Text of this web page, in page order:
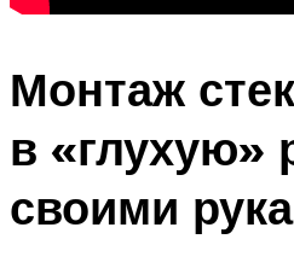
Монтаж
в «глухую»
своими